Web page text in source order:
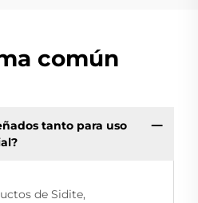
común
tanto para uso
de Sidite,